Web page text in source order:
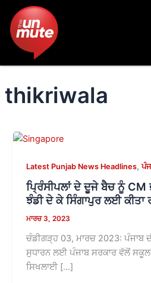
content
thikriwala
Latest Punjab News Headlines,
ਪ੍ਰਿੰਸੀਪਲਾਂ ਦੇ ਦੂਜੇ ਬੈਚ ਨੂੰ CM
ਝੰਡੀ ਦੇ ਕੇ ਸਿੰਗਾਪੁਰ ਲਈ ਕੀਤਾ
ਮਾਰਚ 3, 2023
ਚੰਡੀਗੜ੍ਹ 03, ਮਾਰਚ 2023: ਪੰਜਾਬ
ਸੁਧਾਰਨ ਲਈ ਪੰਜਾਬ ਸਰਕਾਰ ਵੱਲੋਂ
ਸਿਖਲਾਈ […]